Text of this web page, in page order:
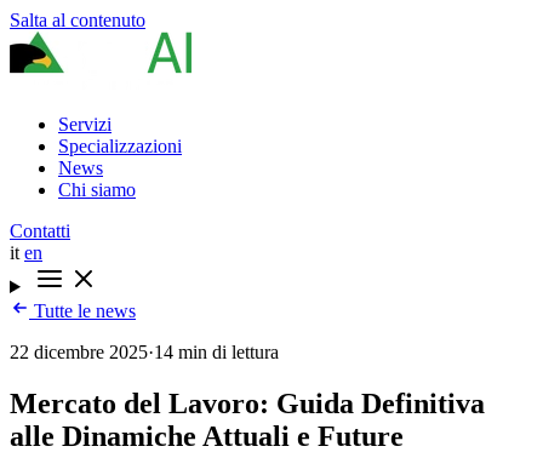
Salta al contenuto
Servizi
Specializzazioni
News
Chi siamo
Contatti
it en
Tutte le news
22 dicembre 2025·14 min di lettura
Mercato del Lavoro: Guida Definitiva
alle Dinamiche Attuali e Future